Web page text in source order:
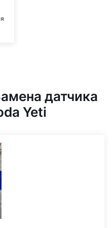
датчика
Yeti